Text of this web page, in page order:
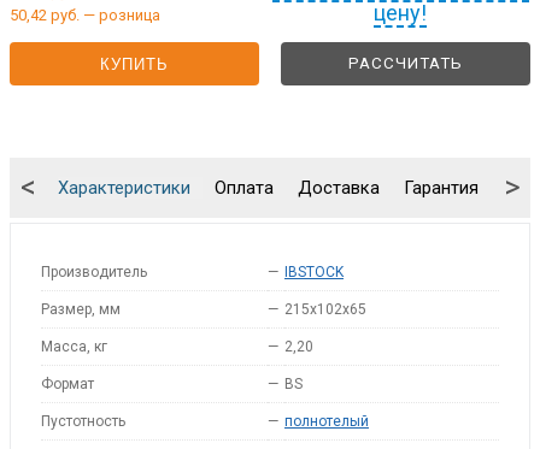
цену!
50,42 руб. — розница
КУПИТЬ РАССЧИТАТЬ
Характеристики Оплата Доставка Гарантия
< >
Производитель — IBSTOCK
Размер, мм — 215x102x65
Масса, кг — 2,20
Формат — BS
Пустотность — полнотелый